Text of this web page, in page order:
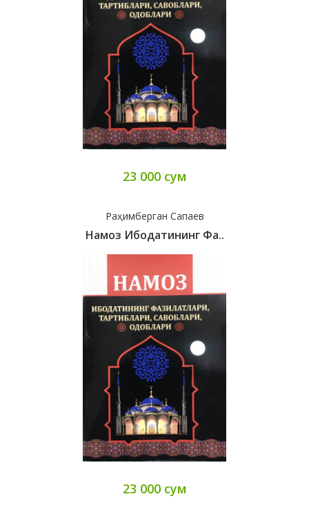
23 000 сум
Раҳимберган Сапаев
Намоз Ибодатининг Фа..
23 000 сум